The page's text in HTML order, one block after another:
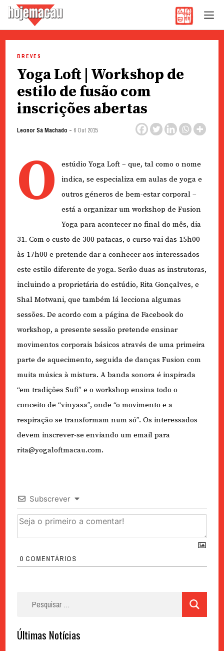
content
BREVES
Yoga Loft | Workshop de
estilo de fusão com
inscrições abertas
Leonor Sá Machado - 6 Out 2015
O
estúdio Yoga Loft – que, tal como o nome
indica, se especializa em aulas de yoga e
outros géneros de bem-estar corporal –
está a organizar um workshop de Fusion
Yoga para acontecer no final do mês, dia
31. Com o custo de 300 patacas, o curso vai das 15h00
às 17h00 e pretende dar a conhecer aos interessados
este estilo diferente de yoga. Serão duas as instrutoras,
incluindo a proprietária do estúdio, Rita Gonçalves, e
Shal Motwani, que também lá lecciona algumas
sessões. De acordo com a página de Facebook do
workshop, a presente sessão pretende ensinar
movimentos corporais básicos através de uma primeira
parte de aquecimento, seguida de danças Fusion com
muita música à mistura. A banda sonora é inspirada
“em tradições Sufi” e o workshop ensina todo o
conceito de “vinyasa”, onde “o movimento e a
respiração se transformam num só”. Os interessados
devem inscrever-se enviando um email para
rita@yogaloftmacau.com.
Subscrever
0 COMENTÁRIOS
Últimas Notícias